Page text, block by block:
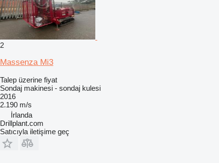
2
Massenza Mi3
Talep üzerine fiyat
Sondaj makinesi - sondaj kulesi
2016
2.190 m/s
İrlanda
Drillplant.com
Satıcıyla iletişime geç